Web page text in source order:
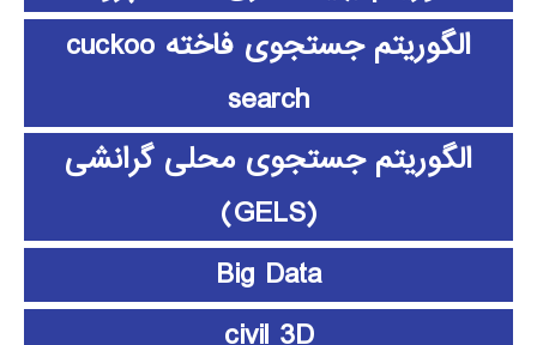
الگوریتم جستجوی فاخته cuckoo
search
الگوریتم جستجوی محلی گرانشی
(GELS)
Big Data
civil 3D